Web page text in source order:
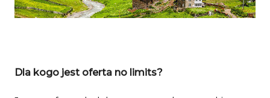
Dla kogo jest oferta no limits?